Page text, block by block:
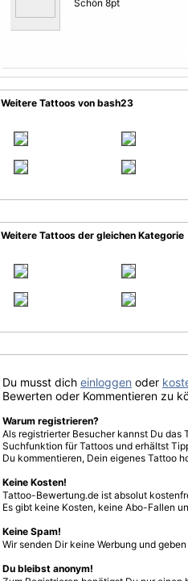
Schön 8pt
Weitere Tattoos von bash23
Weitere Tattoos der gleichen Kategorie
Du musst dich einloggen oder
Bewerten oder Kommentieren zu
Warum registrieren?
Als registrierter Besucher kannst Du
Suchfunktion für Tattoos und erhältst
Du kommentieren, Dein eigenes Tattoo
Keine Kosten!
Tattoo-Bewertung.de ist absolut
Es gibt keine Kosten, keine Abo-Fallen
Keine Spam!
Wir senden Dir keine Werbung und
Du bleibst anonym!